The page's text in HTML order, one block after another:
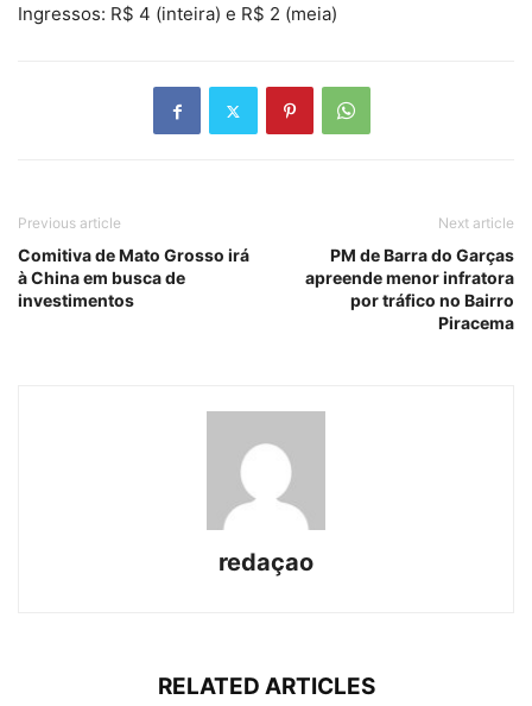
Ingressos: R$ 4 (inteira) e R$ 2 (meia)
Previous article
Comitiva de Mato Grosso irá
à China em busca de
investimentos
Next article
PM de Barra do Garças
apreende menor infratora
por tráfico no Bairro
Piracema
redaçao
RELATED ARTICLES